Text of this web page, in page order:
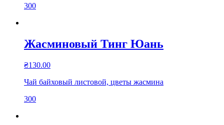
300
Жасминовый Тинг Юань
₴130.00
Чай байховый листовой, цветы жасмина
300